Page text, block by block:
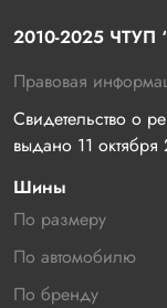
2010-2025 ЧТУП
Правовая
Свидетельство о
выдано 11
Шины
По размеру
По автомобилю
По бренду